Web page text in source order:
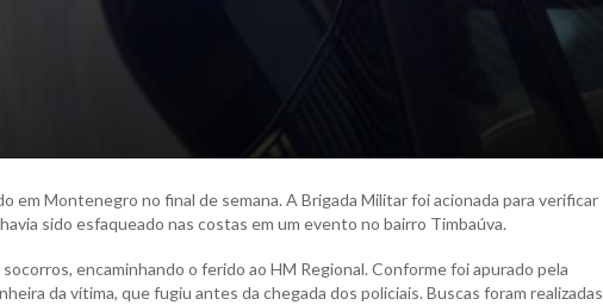
em Montenegro no final de semana. A Brigada Militar foi acionada para verificar
sido esfaqueado nas costas em um evento no bairro Timbaúva.
encaminhando o ferido ao HM Regional. Conforme foi apurado pela
da vítima, que fugiu antes da chegada dos policiais. Buscas foram realizadas